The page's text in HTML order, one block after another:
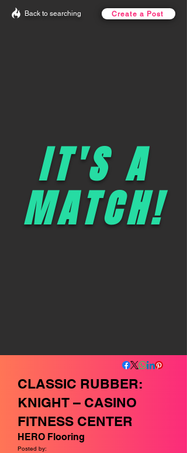
Create a Post
Back to searching
IT'S A
MATCH!
CLASSIC RUBBER:
KNIGHT – CASINO
FITNESS CENTER
HERO Flooring
Posted by: